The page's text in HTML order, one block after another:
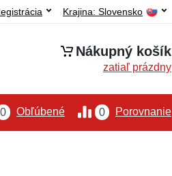
Krajina: Slovensko
Nákupný košík
zatiaľ prázdny
0 Porovnanie
0 Obľúbené